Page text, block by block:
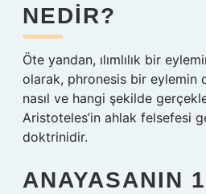
NEDIR?
Öte yandan, ılımlılık bir
olarak, phronesis bir eylemin
nasıl ve hangi şekilde
Aristoteles’in ahlak felsefesi
doktrinidir.
ANAYASANIN